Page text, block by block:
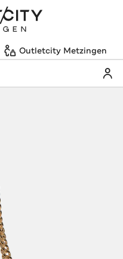
Outletcity Metzingen